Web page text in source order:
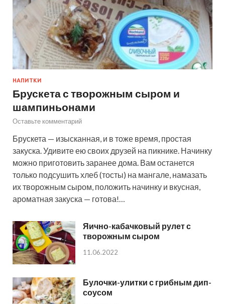
НАПИТКИ
Брускета с творожным сыром и
шампиньонами
Оставьте комментарий
Брускета — изысканная, и в тоже время, простая
закуска. Удивите ею своих друзей на пикнике. Начинку
можно приготовить заранее дома. Вам останется
только подсушить хлеб (тосты) на мангале, намазать
их творожным сыром, положить начинку и вкусная,
ароматная закуска — готова!…
Яично-кабачковый рулет с
творожным сыром
11.06.2022
Булочки-улитки с грибным дип-
соусом